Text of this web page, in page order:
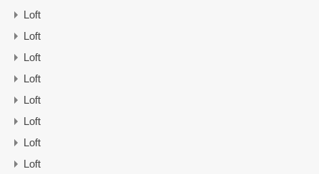
Loft
Loft
Loft
Loft
Loft
Loft
Loft
Loft